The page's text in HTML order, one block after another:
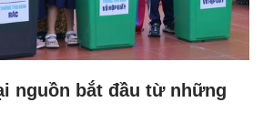
nguồn bắt đầu từ những